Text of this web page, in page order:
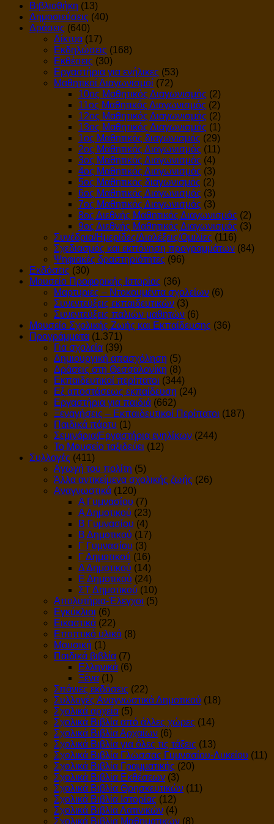
Βιβλιοθήκη (13)
Δημοσιεύσεις (40)
Δράσεις (640)
Δίκτυα (17)
Εκδηλώσεις (168)
Εκθέσεις (30)
Εργαστήρια για ενήλικες (53)
Μαθητικοί Διαγωνισμοί (72)
10ος Μαθητικός Διαγωνισμός (2)
11ος Μαθητικός Διαγωνισμός (2)
12ος Μαθητικός Διαγωνισμός (2)
13ος Μαθητικός Διαγωνισμός (1)
1ος Μαθητικός διαγωνισμός (29)
2ος Μαθητικός Διαγωνισμός (11)
3ος Μαθητικός Διαγωνισμός (4)
4ος Μαθητικός Διαγωνισμός (3)
5ος Μαθητικός διαγωνισμός (2)
6ος Μαθητικός Διαγωνισμός (3)
7ος Μαθητικός Διαγωνισμός (3)
8ος Διεθνής Μαθητικός Διαγωνισμός (2)
9ος Διεθνής Μαθητικός Διαγωνισμός (3)
Συνέδρια/Ημερίδες/Διαλέξεις/Ομιλίες (116)
Σχεδιασμός και εκπόνηση προγραμμάτων (84)
Ψηφιακές δραστηριότητες (96)
Εκδόσεις (30)
Μουσείο Προφορικής Ιστορίας (36)
Μαρτυριες – Ντοκουμέντα σχολείων (6)
Συνεντεύξεις εκπαιδευτικών (3)
Συνεντεύξεις παλιών μαθητών (6)
Μουσείο Σχολικής Ζωής και Εκπαίδευσης (36)
Προγράμματα (1.371)
Για σχολεία (39)
Δημιουργική απασχόληση (5)
Δράσεις στη Θεσσαλονίκη (8)
Εκπαιδευτικοί περίπατοι (344)
Εξ αποστάσεως εκπαίδευση (24)
Εργαστήρια για παιδιά (662)
Ξεναγήσεις – Εκπαιδευτικοί Περίπατοι (187)
Παιδικά πάρτυ (1)
Σεμινάρια/Εργαστήρια ενηλίκων (244)
Το Μουσείο ταξιδεύει (12)
Συλλογές (411)
Αγωγή του πολίτη (5)
Άλλα αντικείμενα σχολικής ζωής (26)
Αναγνωστικά (120)
Α Γυμνασίου (7)
Α Δημοτικού (23)
Β Γυμνασίου (4)
Β Δημοτικού (17)
Γ Γυμνασίου (3)
Γ Δημοτικού (16)
Δ Δημοτικού (14)
Ε Δημοτικού (24)
ΣΤ Δημοτικού (10)
Απολυτήρια-Έλεγχοι (5)
Εγκύκλιοι (6)
Εικαστικά (22)
Εποπτικό υλικό (8)
Μουσική (1)
Παιδικά βιβλία (7)
Ελληνικά (6)
Ξένα (1)
Σπάνιες εκδόσεις (22)
Συλλογές Αναγνωστικά Δημοτικού (18)
Σχολικά αρχεία (5)
Σχολικά Βιβλία από άλλες χώρες (14)
Σχολικά Βιβλία Αρχαίων (6)
Σχολικά Βιβλία για όλες τις τάξεις (13)
Σχολικά Βιβλία Γλώσσας Γυμνασίου-Λυκείου (11)
Σχολικά Βιβλία Γραμματικής (20)
Σχολικά Βιβλία Εκθέσεων (3)
Σχολικά Βιβλία Θρησκευτικών (11)
Σχολικά Βιβλία Ιστορίας (12)
Σχολικά Βιβλία Λατινικών (4)
Σχολικά Βιβλία Μαθηματικών (8)